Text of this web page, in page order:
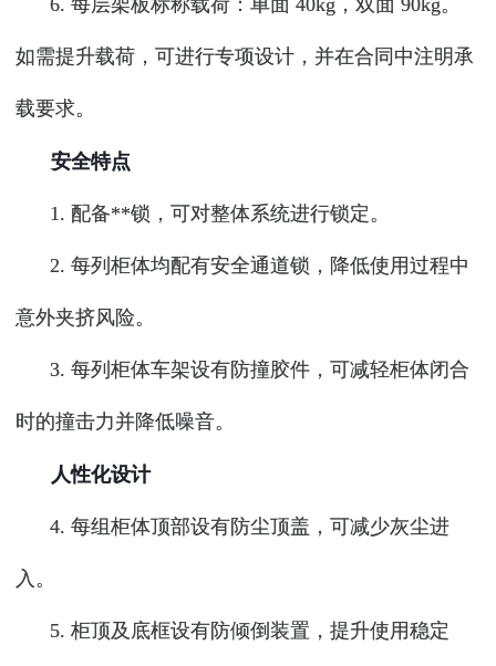
如需提升载荷，可进行专项设计，并在合同中注明承
载要求。
安全特点
1. 配备**锁，可对整体系统进行锁定。
2. 每列柜体均配有安全通道锁，降低使用过程中
意外夹挤风险。
3. 每列柜体车架设有防撞胶件，可减轻柜体闭合
时的撞击力并降低噪音。
人性化设计
4. 每组柜体顶部设有防尘顶盖，可减少灰尘进
入。
5. 柜顶及底框设有防倾倒装置，提升使用稳定